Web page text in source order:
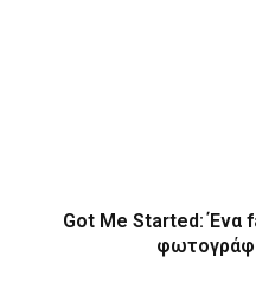
Got Me Started: Ένα